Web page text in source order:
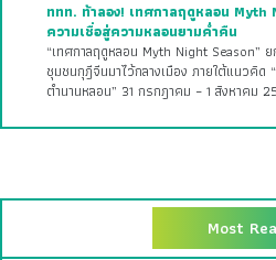
ททท. ท้าลอง! เทศกาลฤดูหลอน Myth
ความเชื่อสู่ความหลอนยามค่ำคืน
“เทศกาลฤดูหลอน Myth Night Season”
ชุมชนกุฎีจีนมาไว้กลางเมือง ภายใต้แนวคิ
ตำนานหลอน” 31 กรกฎาคม – 1 สิงหาคม
Most